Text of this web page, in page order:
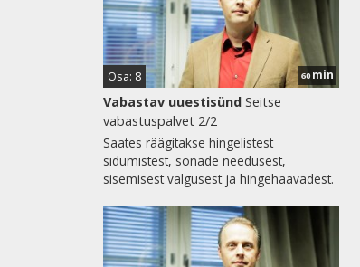
60 min
Osa: 8
Vabastav uuestisünd Seitse
vabastuspalvet 2/2
Saates räägitakse hingelistest
sidumistest, sõnade needusest,
sisemisest valgusest ja hingehaavadest.